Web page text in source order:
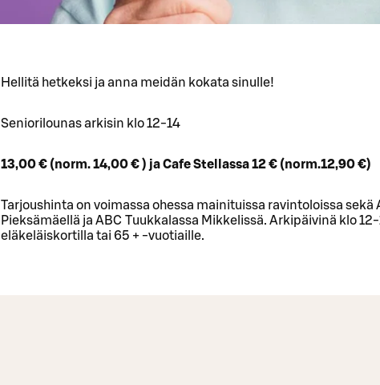
Hellitä hetkeksi ja anna meidän kokata sinulle!
Seniorilounas arkisin klo 12-14
13,00 € (norm. 14,00 € ) ja Cafe Stellassa 12 € (norm.12,90 €)
Tarjoushinta on voimassa ohessa mainituissa ravintoloissa sekä
Pieksämäellä ja ABC Tuukkalassa Mikkelissä. Arkipäivinä klo
eläkeläiskortilla tai 65 + -vuotiaille.